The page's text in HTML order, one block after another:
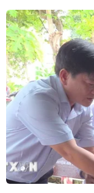
Lạm phát
tăng trưởng
04/06/2019 13:26
Các số liệu công
Eurozone giảm
vừa qua, làm dấy
tế toàn cầu chậm